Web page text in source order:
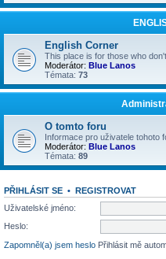
English Corner
This place is for those who
Moderátor: Blue Lanos
Témata: 73
O tomto foru
Informace pro uživatele tohoto
Moderátor: Blue Lanos
Témata: 89
PŘIHLÁSIT SE • REGISTROVAT
Uživatelské jméno:
Heslo:
Zapomněl(a) jsem heslo Přihlásit mě